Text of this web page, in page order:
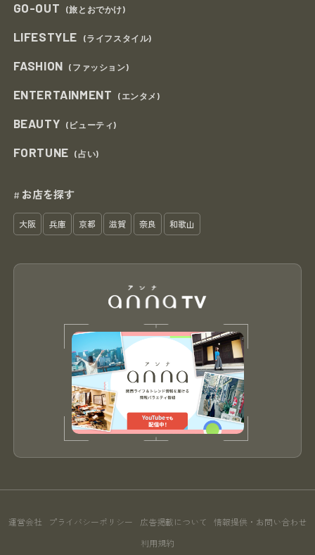
GO-OUT (旅とおでかけ)
LIFESTYLE (ライフスタイル)
FASHION (ファッション)
ENTERTAINMENT (エンタメ)
BEAUTY (ビューティ)
FORTUNE (占い)
# お店を探す
大阪 兵庫 京都 滋賀 奈良 和歌山
運営会社 プライバシーポリシー 広告掲載について 情報提供・お問い合わせ
利用規約